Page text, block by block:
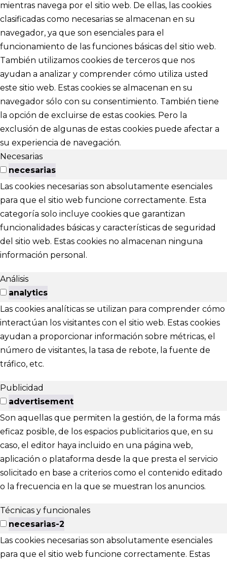
mientras navega por el sitio web. De ellas, las cookies
clasificadas como necesarias se almacenan en su
navegador, ya que son esenciales para el
funcionamiento de las funciones básicas del sitio web.
También utilizamos cookies de terceros que nos
ayudan a analizar y comprender cómo utiliza usted
este sitio web. Estas cookies se almacenan en su
navegador sólo con su consentimiento. También tiene
la opción de excluirse de estas cookies. Pero la
exclusión de algunas de estas cookies puede afectar a
su experiencia de navegación.
Necesarias
necesarias
Las cookies necesarias son absolutamente esenciales
para que el sitio web funcione correctamente. Esta
categoría solo incluye cookies que garantizan
funcionalidades básicas y características de seguridad
del sitio web. Estas cookies no almacenan ninguna
información personal.
Análisis
analytics
Las cookies analíticas se utilizan para comprender cómo
interactúan los visitantes con el sitio web. Estas cookies
ayudan a proporcionar información sobre métricas, el
número de visitantes, la tasa de rebote, la fuente de
tráfico, etc.
Publicidad
advertisement
Son aquellas que permiten la gestión, de la forma más
eficaz posible, de los espacios publicitarios que, en su
caso, el editor haya incluido en una página web,
aplicación o plataforma desde la que presta el servicio
solicitado en base a criterios como el contenido editado
o la frecuencia en la que se muestran los anuncios.
Técnicas y funcionales
necesarias-2
Las cookies necesarias son absolutamente esenciales
para que el sitio web funcione correctamente. Estas